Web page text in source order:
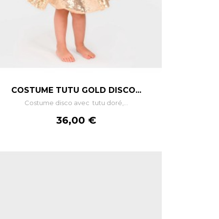
COSTUME TUTU GOLD DISCO...
Costume disco avec tutu doré,...
Prix
36,00 €
– +